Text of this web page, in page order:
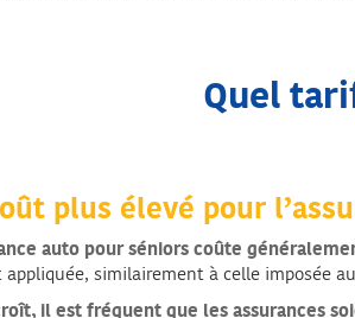
Quel
plus élevé pour
auto pour séniors coûte
appliquée, similairement à celle imposée
il est fréquent que les assurances